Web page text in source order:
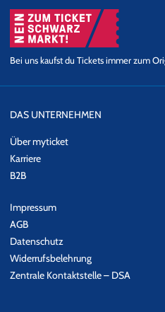
Bei uns kaufst du Tickets immer zum
DAS UNTERNEHMEN
Über myticket
Karriere
B2B
Impressum
AGB
Datenschutz
Widerrufsbelehrung
Zentrale Kontaktstelle – DSA